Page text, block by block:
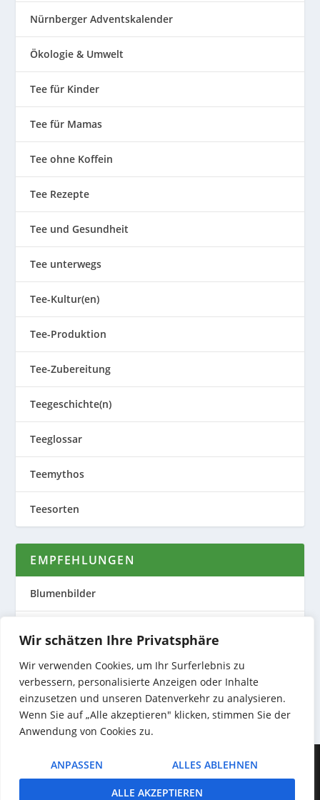
Wir schätzen Ihre Privatsphäre
Wir verwenden Cookies, um Ihr Surferlebnis zu
verbessern, personalisierte Anzeigen oder Inhalte
einzusetzen und unseren Datenverkehr zu analysieren.
Wenn Sie auf „Alle akzeptieren" klicken, stimmen Sie der
Anwendung von Cookies zu.
ANPASSEN ALLES ABLEHNEN
ALLE AKZEPTIEREN
Nürnberger Adventskalender
Ökologie & Umwelt
Tee für Kinder
Tee für Mamas
Tee ohne Koffein
Tee Rezepte
Tee und Gesundheit
Tee unterwegs
Tee-Kultur(en)
Tee-Produktion
Tee-Zubereitung
Teegeschichte(n)
Teeglossar
Teemythos
Teesorten
EMPFEHLUNGEN
Blumenbilder
Nature to Print
Preiswerte Produktfotos
Entworfen vonElegant Themes | Unterstützt vonWordPress